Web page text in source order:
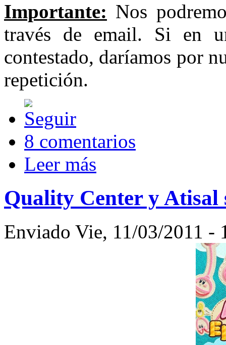
Importante: Nos
través de email. Si en
contestado, daríamos por
repetición.
8 comentarios
Leer más
Quality Center y Atisal
Enviado Vie, 11/03/2011 -